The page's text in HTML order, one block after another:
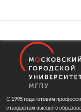
С 1995 года готовим
стандартам высшего